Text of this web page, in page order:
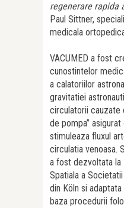
regenerare rapida
Paul Sittner,
medicala
VACUMED a fost
cunostintelor
a calatoriilor
gravitatiei
circulatorii cauzate
de pompa”
stimuleaza fluxul
circulatia venoasa.
a fost dezvoltata la
Spatiala a
din Köln si adaptata
baza procedurii